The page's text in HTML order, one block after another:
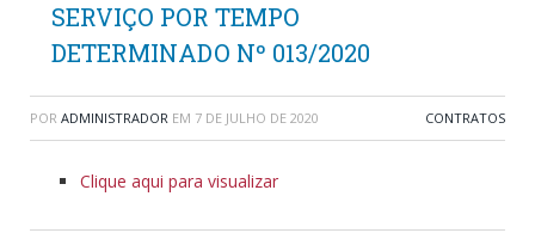
SERVIÇO POR TEMPO
DETERMINADO Nº 013/2020
POR ADMINISTRADOR EM 7 DE JULHO DE 2020 CONTRATOS
Clique aqui para visualizar